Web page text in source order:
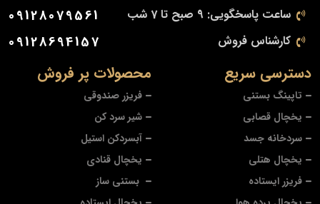
محصولات پر فروش
فریزر صندوقی
شیر سرد کن
آبسردکن استیل
یخچال قنادی
بستنی ساز
دسترسی سریع
تاپینگ بستنی
یخچال قصابی
سردخانه جسد
یخچال هتلی
فریزر ایستاده
ساعت پاسخگویی: 9 صبح تا 7 شب 09128079561
کارشناس فروش 09128694157